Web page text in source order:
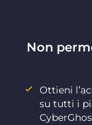
Non
Ottieni
su tutti i